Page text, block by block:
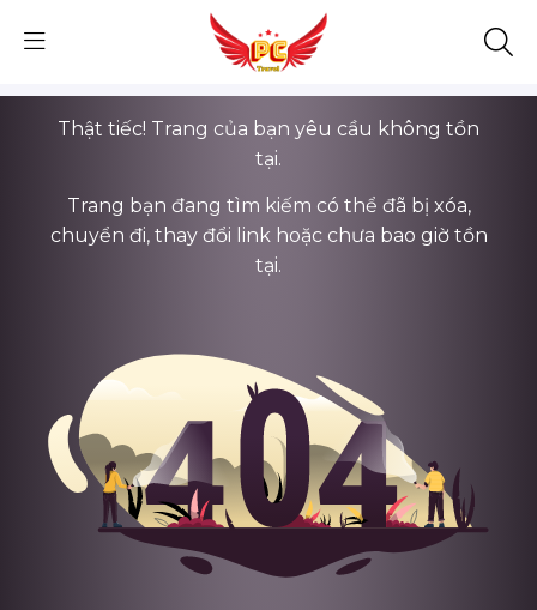
Thật tiếc! Trang của bạn yêu cầu không tồn
tại.
Trang bạn đang tìm kiếm có thể đã bị xóa,
chuyển đi, thay đổi link hoặc chưa bao giờ tồn
tại.